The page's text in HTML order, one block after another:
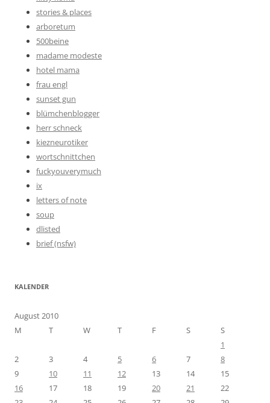
stories & places
arboretum
500beine
madame modeste
hotel mama
frau engl
sunset gun
blümchenblogger
herr schneck
kiezneurotiker
wortschnittchen
fuckyouverymuch
ix
letters of note
soup
dlisted
brief (nsfw)
KALENDER
August 2010
M
T W T F S
S
1
2
3 4 5 6 7
8
9
10 11 12 13 14
15
16
17 18 19 20 21
22